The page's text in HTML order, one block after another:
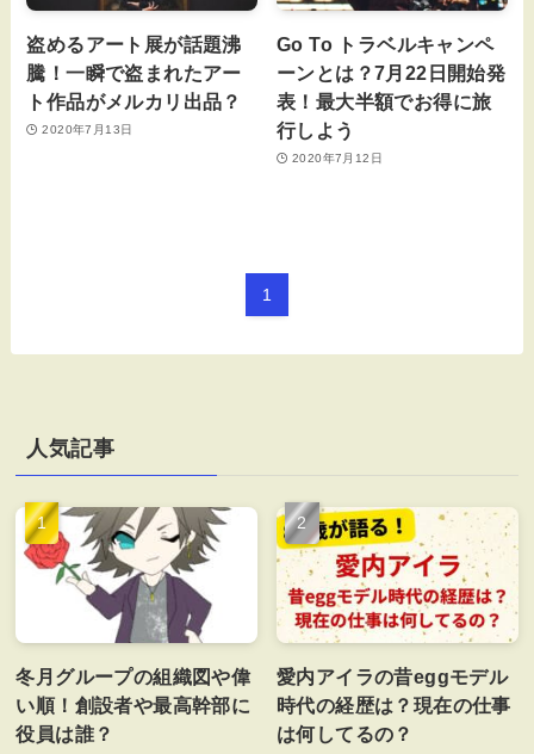
盗めるアート展が話題沸
騰！一瞬で盗まれたアー
ト作品がメルカリ出品？
2020年7月13日
Go To トラベルキャンペ
ーンとは？7月22日開始発
表！最大半額でお得に旅
行しよう
2020年7月12日
1
人気記事
冬月グループの組織図や偉
い順！創設者や最高幹部に
役員は誰？
愛内アイラの昔eggモデル
時代の経歴は？現在の仕事
は何してるの？